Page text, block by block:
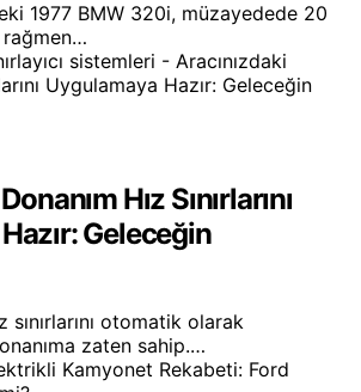
1977 BMW 320i, müzayedede 20
Hız Sınırlarını
Geleceğin
sınırlarını otomatik olarak
zaten sahip.…